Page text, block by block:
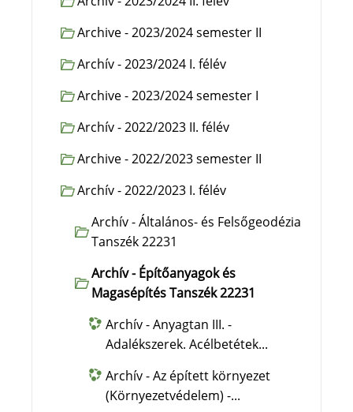
Archive - 2023/2024 semester II
Archív - 2023/2024 I. félév
Archive - 2023/2024 semester I
Archív - 2022/2023 II. félév
Archive - 2022/2023 semester II
Archív - 2022/2023 I. félév
Archív - Általános- és Felsőgeodézia
Tanszék 22231
Archív - Építőanyagok és
Magasépítés Tanszék 22231
Archív - Anyagtan III. -
Adalékszerek. Acélbetétek...
Archív - Az épített környezet
(Környezetvédelem) -...